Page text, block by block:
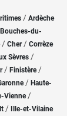
/ Ardèche
Bouches-du-
/ Cher / Corrèze
Sèvres /
/ Finistère/
/ Haute-
Vienne/
/ Ille-et-Vilaine